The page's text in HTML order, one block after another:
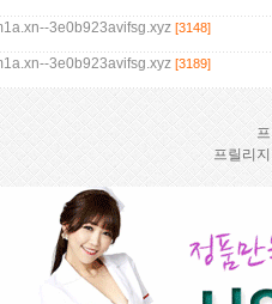
3e0b923avifsg.xyz [3148]
3e0b923avifsg.xyz [3189]
프릴리